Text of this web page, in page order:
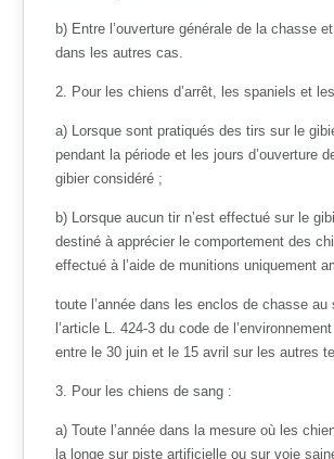
b) Entre l’ouverture générale de la chasse
dans les autres cas.
2. Pour les chiens d’arrêt, les spaniels et
a) Lorsque sont pratiqués des tirs sur le
pendant la période et les jours d’ouverture
gibier considéré ;
b) Lorsque aucun tir n’est effectué sur le
destiné à apprécier le comportement des
effectué à l’aide de munitions uniquement
toute l’année dans les enclos de chasse au
l’article L. 424-3 du code de
entre le 30 juin et le 15 avril sur les autres
3. Pour les chiens de sang :
a) Toute l’année dans la mesure où les
la longe sur piste artificielle ou sur voie